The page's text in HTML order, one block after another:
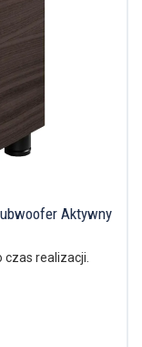
Aktywny
realizacji.